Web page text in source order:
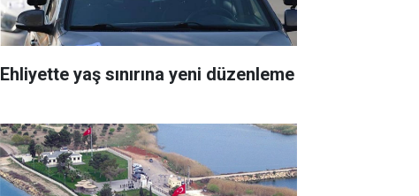
Ehliyette yaş sınırına yeni düzenleme